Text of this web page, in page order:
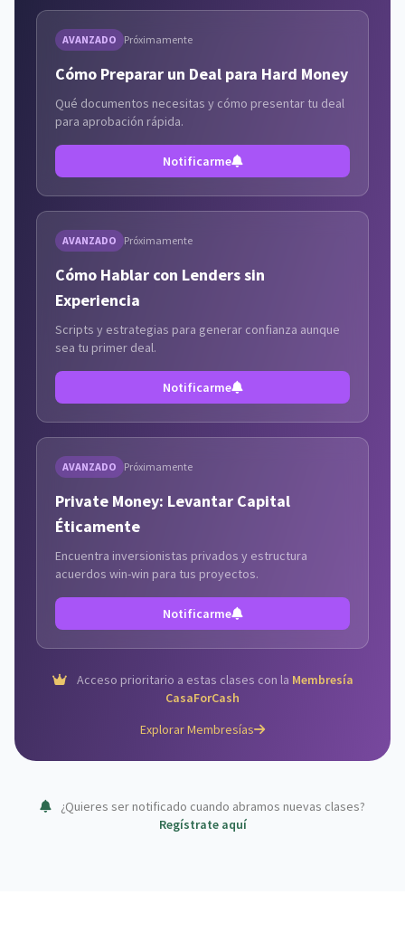
AVANZADO Próximamente
Cómo Preparar un Deal para Hard Money
Qué documentos necesitas y cómo presentar tu deal
para aprobación rápida.
Notificarme
AVANZADO Próximamente
Cómo Hablar con Lenders sin
Experiencia
Scripts y estrategias para generar confianza aunque
sea tu primer deal.
Notificarme
AVANZADO Próximamente
Private Money: Levantar Capital
Éticamente
Encuentra inversionistas privados y estructura
acuerdos win-win para tus proyectos.
Notificarme
Acceso prioritario a estas clases con la Membresía
CasaForCash
Explorar Membresías
¿Quieres ser notificado cuando abramos nuevas clases?
Regístrate aquí